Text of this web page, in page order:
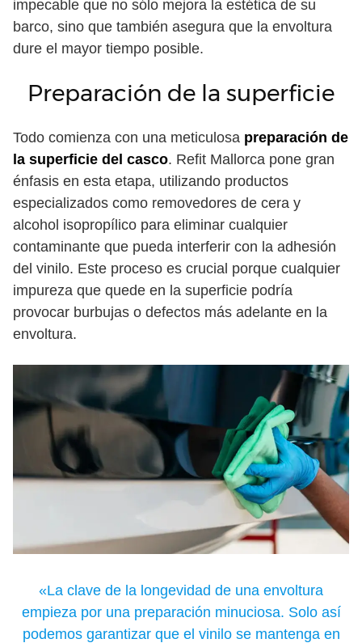
impecable que no sólo mejora la estética de su
barco, sino que también asegura que la envoltura
dure el mayor tiempo posible.
Preparación de la superficie
Todo comienza con una meticulosa preparación de
la superficie del casco. Refit Mallorca pone gran
énfasis en esta etapa, utilizando productos
especializados como removedores de cera y
alcohol isopropílico para eliminar cualquier
contaminante que pueda interferir con la adhesión
del vinilo. Este proceso es crucial porque cualquier
impureza que quede en la superficie podría
provocar burbujas o defectos más adelante en la
envoltura.
«La clave de la longevidad de una envoltura
empieza por una preparación minuciosa. Solo así
podemos garantizar que el vinilo se mantenga en